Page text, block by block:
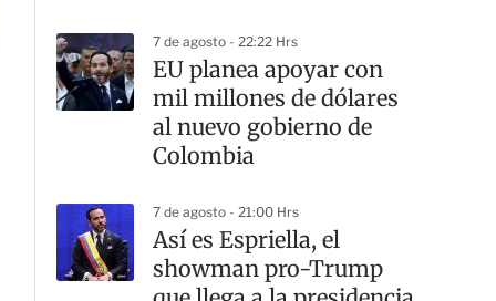
7 de agosto - 22:22 Hrs
EU planea apoyar con
mil millones de dólares
al nuevo gobierno de
Colombia
7 de agosto - 21:00 Hrs
Así es Espriella, el
showman pro-Trump